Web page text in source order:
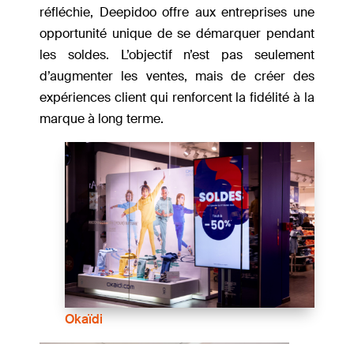
réfléchie, Deepidoo offre aux entreprises une
opportunité unique de se démarquer pendant
les soldes. L’objectif n’est pas seulement
d’augmenter les ventes, mais de créer des
expériences client qui renforcent la fidélité à la
marque à long terme.
Okaïdi